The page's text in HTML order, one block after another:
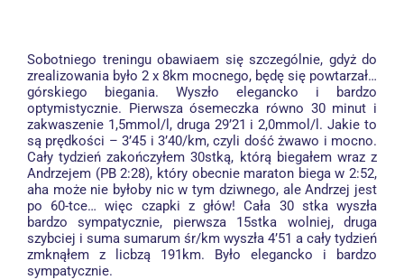
Sobotniego treningu obawiaem się szczególnie, gdyż do
zrealizowania było 2 x 8km mocnego, będę się powtarzał…
górskiego biegania. Wyszło elegancko i bardzo
optymistycznie. Pierwsza ósemeczka równo 30 minut i
zakwaszenie 1,5mmol/l, druga 29’21 i 2,0mmol/l. Jakie to
są prędkości – 3’45 i 3’40/km, czyli dość żwawo i mocno.
Cały tydzień zakończyłem 30stką, którą biegałem wraz z
Andrzejem (PB 2:28), który obecnie maraton biega w 2:52,
aha może nie byłoby nic w tym dziwnego, ale Andrzej jest
po 60-tce… więc czapki z głów! Cała 30 stka wyszła
bardzo sympatycznie, pierwsza 15stka wolniej, druga
szybciej i suma sumarum śr/km wyszła 4’51 a cały tydzień
zmknąłem z licbzą 191km. Było elegancko i bardzo
sympatycznie.